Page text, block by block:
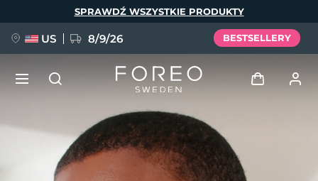
SPRAWDŹ WSZYSTKIE PRODUKTY
US 8/9/26 BESTSELLERY
Profil użytkownika
NOWOŚĆ
BREAKING NEWS
Język